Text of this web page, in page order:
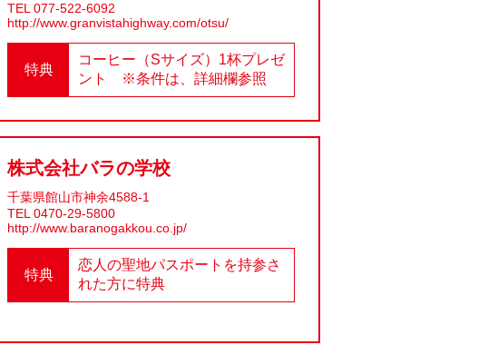
TEL 077-522-6092
http://www.granvistahighway.com/otsu/
特典
コーヒー（Sサイズ）1杯プレゼ
ント ※条件は、詳細欄参照
株式会社バラの学校
千葉県館山市神余4588-1
TEL 0470-29-5800
http://www.baranogakkou.co.jp/
特典
恋人の聖地パスポートを持参さ
れた方に特典